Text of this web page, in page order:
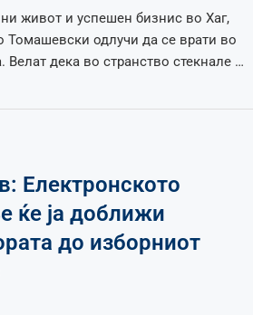
живот и успешен бизнис во Хаг,
Томашевски одлучи да се врати во
Велат дека во странство стекнале …
Електронското
ќе ја доближи
до изборниот